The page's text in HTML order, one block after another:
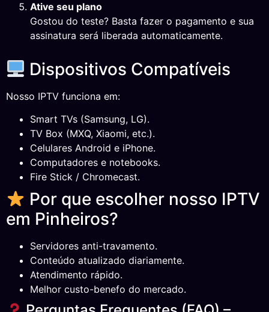
Ative seu plano
Gostou do teste? Basta fazer o pagamento e sua
assinatura será liberada automaticamente.
Dispositivos Compatíveis
Nosso IPTV funciona em:
Smart TVs (Samsung, LG).
TV Box (MXQ, Xiaomi, etc.).
Celulares Android e iPhone.
Computadores e notebooks.
Fire Stick / Chromecast.
Por que escolher nosso IPTV
em Pinheiros?
Servidores anti-travamento.
Conteúdo atualizado diariamente.
Atendimento rápido.
Melhor custo-benefo do mercado.